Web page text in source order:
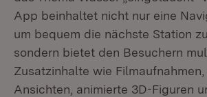
App beinhaltet nicht nur eine
um bequem die nächste Station
sondern bietet den Besuchern
Zusatzinhalte wie
Ansichten, animierte 3D-Figuren